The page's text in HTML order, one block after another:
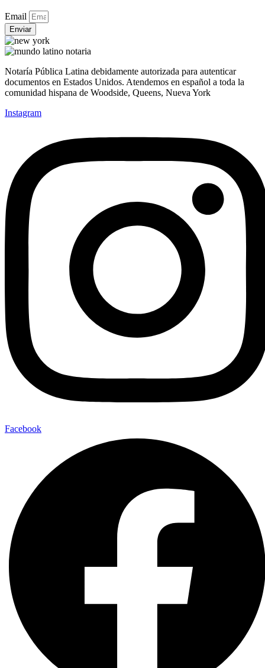
Email
Enviar
Notaría Pública Latina debidamente autorizada para autenticar
documentos en Estados Unidos. Atendemos en español a toda la
comunidad hispana de Woodside, Queens, Nueva York
Instagram
Facebook